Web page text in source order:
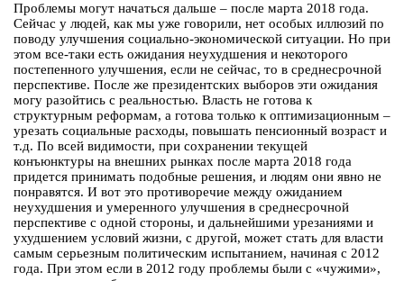
Проблемы могут начаться дальше – после марта 2018 года.
Сейчас у людей, как мы уже говорили, нет особых иллюзий по
поводу улучшения социально-экономической ситуации. Но при
этом все-таки есть ожидания неухудшения и некоторого
постепенного улучшения, если не сейчас, то в среднесрочной
перспективе. После же президентских выборов эти ожидания
могу разойтись с реальностью. Власть не готова к
структурным реформам, а готова только к оптимизационным –
урезать социальные расходы, повышать пенсионный возраст и
т.д. По всей видимости, при сохранении текущей
конъюнктуры на внешних рынках после марта 2018 года
придется принимать подобные решения, и людям они явно не
понравятся. И вот это противоречие между ожиданием
неухудшения и умеренного улучшения в среднесрочной
перспективе с одной стороны, и дальнейшими урезаниями и
ухудшением условий жизни, с другой, может стать для власти
самым серьезным политическим испытанием, начиная с 2012
года. При этом если в 2012 году проблемы были с «чужими»,